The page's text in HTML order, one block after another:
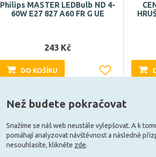
Philips MASTER LEDBulb ND 4-
60W E27 827 A60 FR G UE
243 Kč
DO KOŠÍKU
Než budete pokračovat
Snažíme se náš web neustále vylepšovat. A k
pomáhají analyzovat návštěvnost a následně
nesouhlasíte, klikněte zde.